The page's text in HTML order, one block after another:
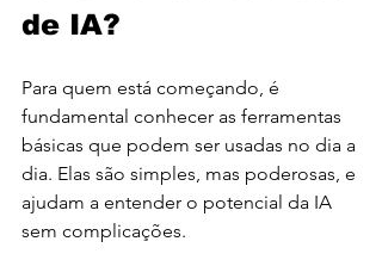
de IA?
Para quem está começando, é
fundamental conhecer as ferramentas
básicas que podem ser usadas no dia a
dia. Elas são simples, mas poderosas, e
ajudam a entender o potencial da IA
sem complicações.